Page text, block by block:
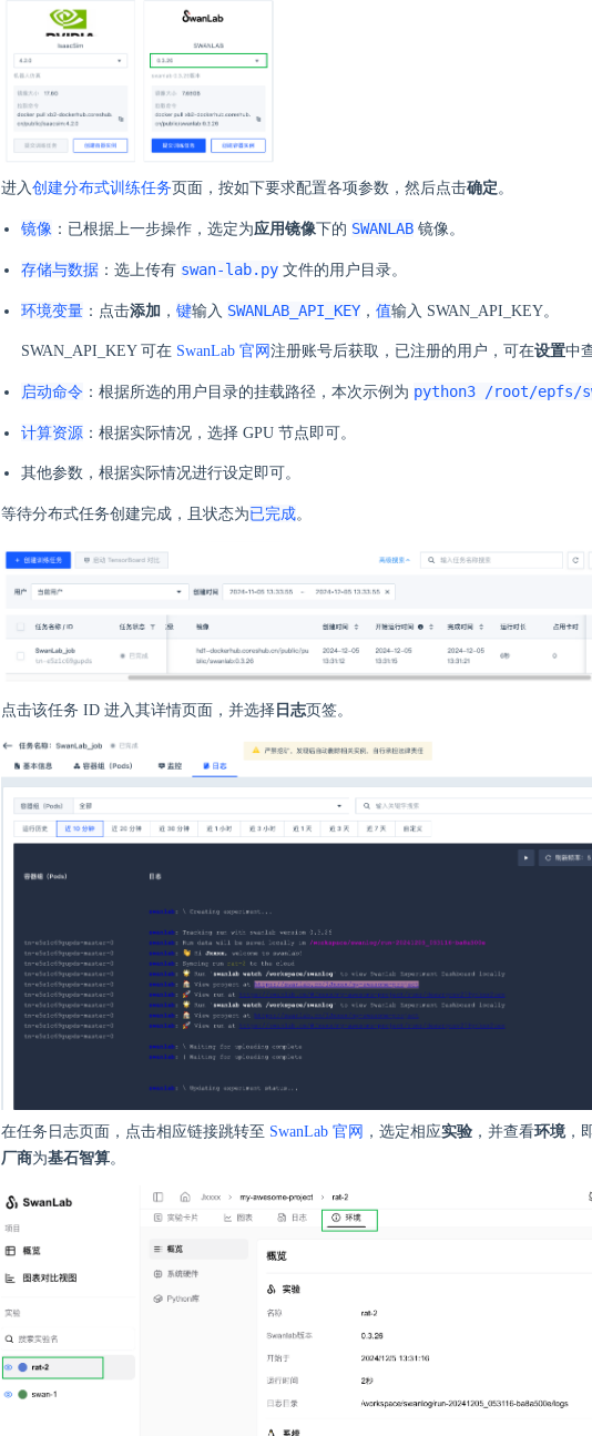
进入创建分布式训练任务页面，按如下要求配置各项参数，然后点击确定。
镜像 ：已根据上一步操作，选定为应用镜像下的 SWANLAB 镜像。
存储与数据 ：选上传有 swan-lab.py 文件的用户目录。
环境变量 ：点击添加 ， 键输入 SWANLAB_API_KEY ， 值输入 SWAN_API_KEY。
SWAN_API_KEY 可在 SwanLab 官网 注册账号后获取，已注册的用户，可在设置中
启动命令 ：根据所选的用户目录的挂载路径，本次示例为 python3 /root/epfs/
计算资源 ：根据实际情况，选择 GPU 节点即可。
其他参数，根据实际情况进行设定即可。
等待分布式任务创建完成，且状态为已完成。
点击该任务 ID 进入其详情页面，并选择 日志页签。
在任务日志页面，点击相应链接跳转至 SwanLab 官网 ，选定相应实验 ，并查看环境 ，
厂商为基石智算。